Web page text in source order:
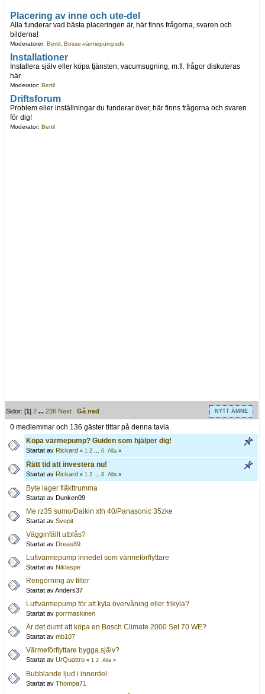
Placering av inne och ute-del
Alla funderar vad bästa placeringen är, här finns frågorna, svaren och
bilderna!
Moderatorer: Bertil, Bosse-värmepumpsdo
Installationer
Installera själv eller köpa tjänsten, vacumsugning, m.fl. frågor diskuteras
här.
Moderator: Bertil
Driftsforum
Problem eller inställningar du funderar över, här finns frågorna och svaren
för dig!
Moderator: Bertil
Sidor: [1]2 ...236 Next Gå ned NYTT ÄMNE
0 medlemmar och 136 gäster tittar på denna tavla.
Köpa värmepump? Guiden som hjälper dig!
Startat av Rickard « 1 2 6 Alla »
Rätt tid att investera nu!
Startat av Rickard « 1 2 8 Alla »
Byte lager fläkttrumma
Startat av Dunken09
Me rz35 sumo/Daikin xth 40/Panasonic 35zke
Startat av Svepit
Vägginfällt utblås?
Startat av Dreas89
Luftvärmepump innedel som värmeförflyttare
Startat av Niklaspe
Rengörning av filter
Startat av Anders37
Luftvärmepump för att kyla övervåning eller frikyla?
Startat av porrmaskinen
Är det dumt att köpa en Bosch Climate 2000 Set 70 WE?
Startat av mb107
Värmeförflyttare bygga själv?
Startat av UrQuattro « 1 2 Alla »
Bubblande ljud i innerdel.
Startat av Thompa71